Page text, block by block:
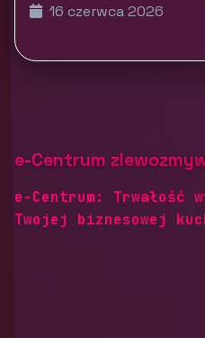
16 czerwca 2026
e-Centrum
e-Centrum: Trwałość
Twojej biznesowej